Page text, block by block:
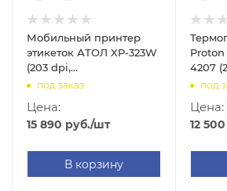
Мобильный принтер
этикеток АТОЛ XP-323W
(203 dpi,
USB/WIFI/Bluetooth, арт.
под заказ
Цена:
15 890 руб./шт
В корзину
4207
DTP-
под
Цена:
12 500